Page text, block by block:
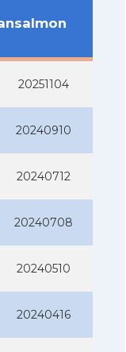
20251104
20240910
20240712
20240708
20240510
20240416